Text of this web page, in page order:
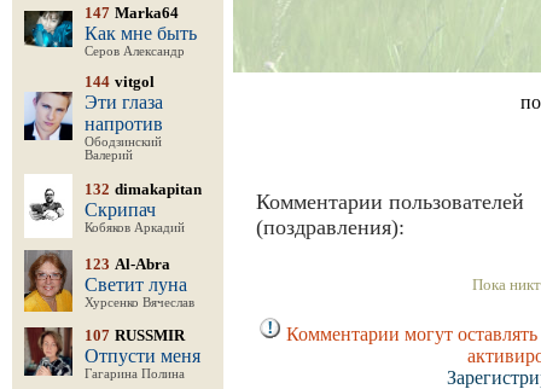
147 Marka64
Как мне быть
Серов Александр
144 vitgol
Эти глаза
напротив
Ободзинский
Валерий
132 dimakapitan
Скрипач
Кобяков Аркадий
123 Al-Abra
Светит луна
Хурсенко Вячеслав
107 RUSSMIR
Отпусти меня
Гагарина Полина
Комментарии пользователей
(поздравления):
Пока
Комментарии могут